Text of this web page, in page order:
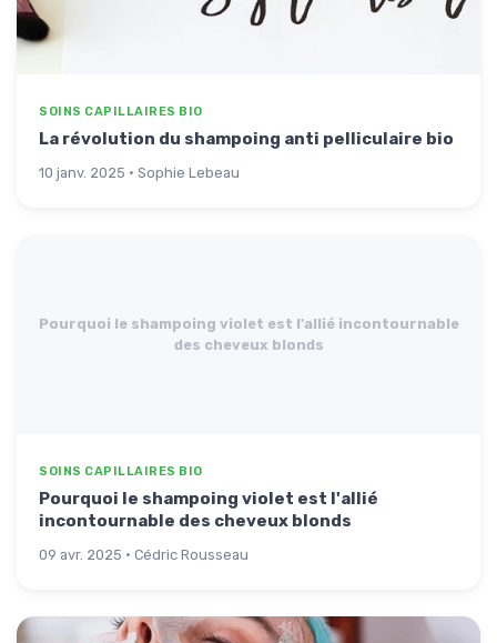
SOINS CAPILLAIRES BIO
La révolution du shampoing anti pelliculaire bio
10 janv. 2025 · Sophie Lebeau
Pourquoi le shampoing violet est l'allié incontournable
des cheveux blonds
SOINS CAPILLAIRES BIO
Pourquoi le shampoing violet est l'allié
incontournable des cheveux blonds
09 avr. 2025 · Cédric Rousseau